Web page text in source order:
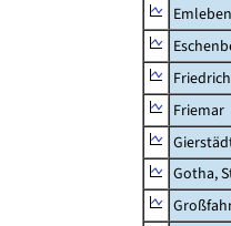
Emleben
Friemar
Gotha,